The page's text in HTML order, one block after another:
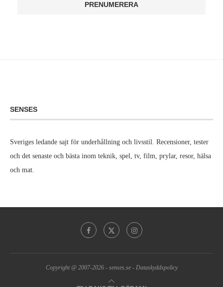
SENSES
Sveriges ledande sajt för underhållning och livsstil. Recensioner, tester
och det senaste och bästa inom teknik, spel, tv, film, prylar, resor, hälsa
och mat.
Copyright @ 2007-2026 - senses.se- Dataskyddspolicy